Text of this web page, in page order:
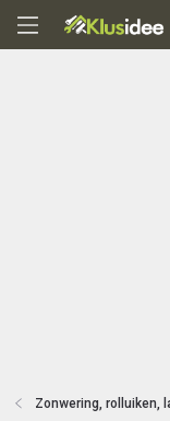
Zonwering, rolluiken,